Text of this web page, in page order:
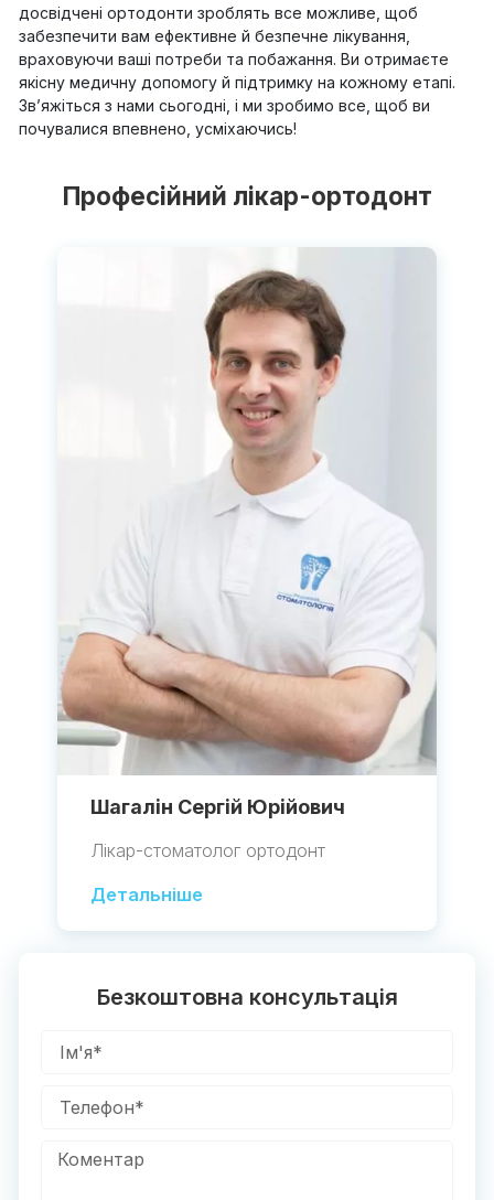
досвідчені ортодонти зроблять все можливе, щоб
забезпечити вам ефективне й безпечне лікування,
враховуючи ваші потреби та побажання. Ви отримаєте
якісну медичну допомогу й підтримку на кожному етапі.
Зв’яжіться з нами сьогодні, і ми зробимо все, щоб ви
почувалися впевнено, усміхаючись!
Професійний лікар-ортодонт
Шагалін Сергій Юрійович
Лікар-стоматолог ортодонт
Детальніше
Безкоштовна консультація